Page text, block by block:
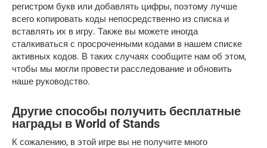
регистром букв или добавлять цифры, поэтому лучше
всего копировать коды непосредственно из списка и
вставлять их в игру. Также вы можете иногда
сталкиваться с просроченными кодами в нашем списке
активных кодов. В таких случаях сообщите нам об этом,
чтобы мы могли провести расследование и обновить
наше руководство.
Другие способы получить бесплатные
награды в World of Stands
К сожалению, в этой игре вы не получите много